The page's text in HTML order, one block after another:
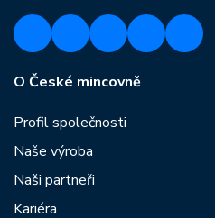
O České mincovně
Profil společnosti
Naše výroba
Naši partneři
Kariéra